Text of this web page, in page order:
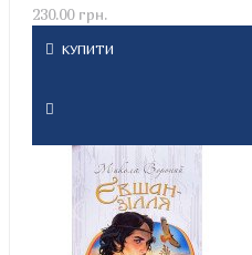
230.00 грн.
КУПИТИ